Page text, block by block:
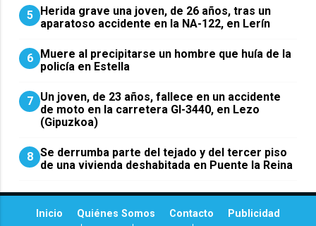
5 Herida grave una joven, de 26 años, tras un
aparatoso accidente en la NA-122, en Lerín
6 Muere al precipitarse un hombre que huía de la
policía en Estella
7 Un joven, de 23 años, fallece en un accidente
de moto en la carretera GI-3440, en Lezo
(Gipuzkoa)
8 Se derrumba parte del tejado y del tercer piso
de una vivienda deshabitada en Puente la Reina
Inicio Quiénes Somos Contacto
Publicidad